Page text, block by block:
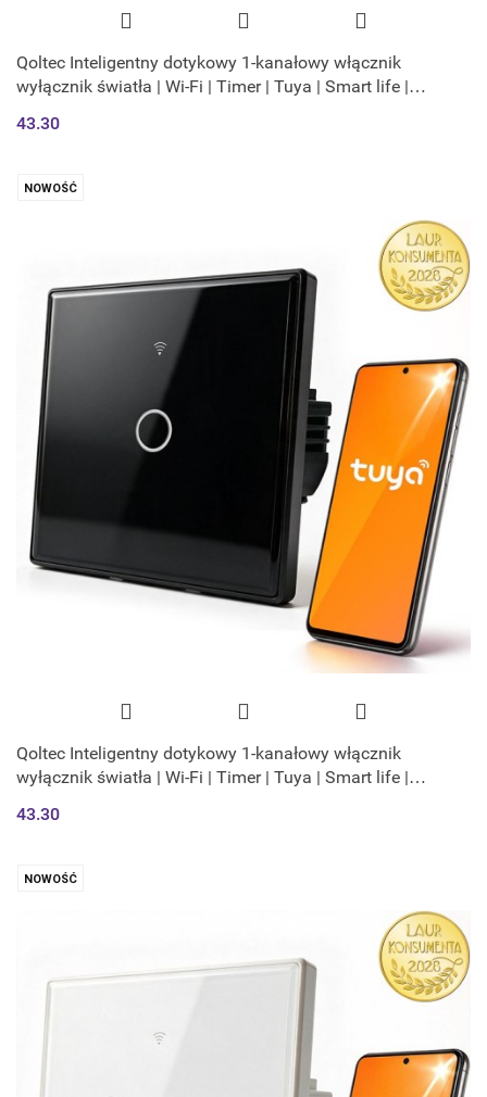
Qoltec Inteligentny dotykowy 1-kanałowy włącznik
wyłącznik światła | Wi-Fi | Timer | Tuya | Smart life |
43.30
NOWOŚĆ
Qoltec Inteligentny dotykowy 1-kanałowy włącznik
wyłącznik światła | Wi-Fi | Timer | Tuya | Smart life |
43.30
NOWOŚĆ